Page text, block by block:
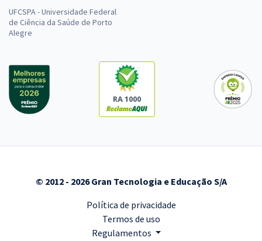
UFCSPA - Universidade Federal
de Ciência da Saúde de Porto
Alegre
RA 1000
© 2012 - 2026 Gran Tecnologia e Educação S/A
Política de privacidade
Termos de uso
Regulamentos